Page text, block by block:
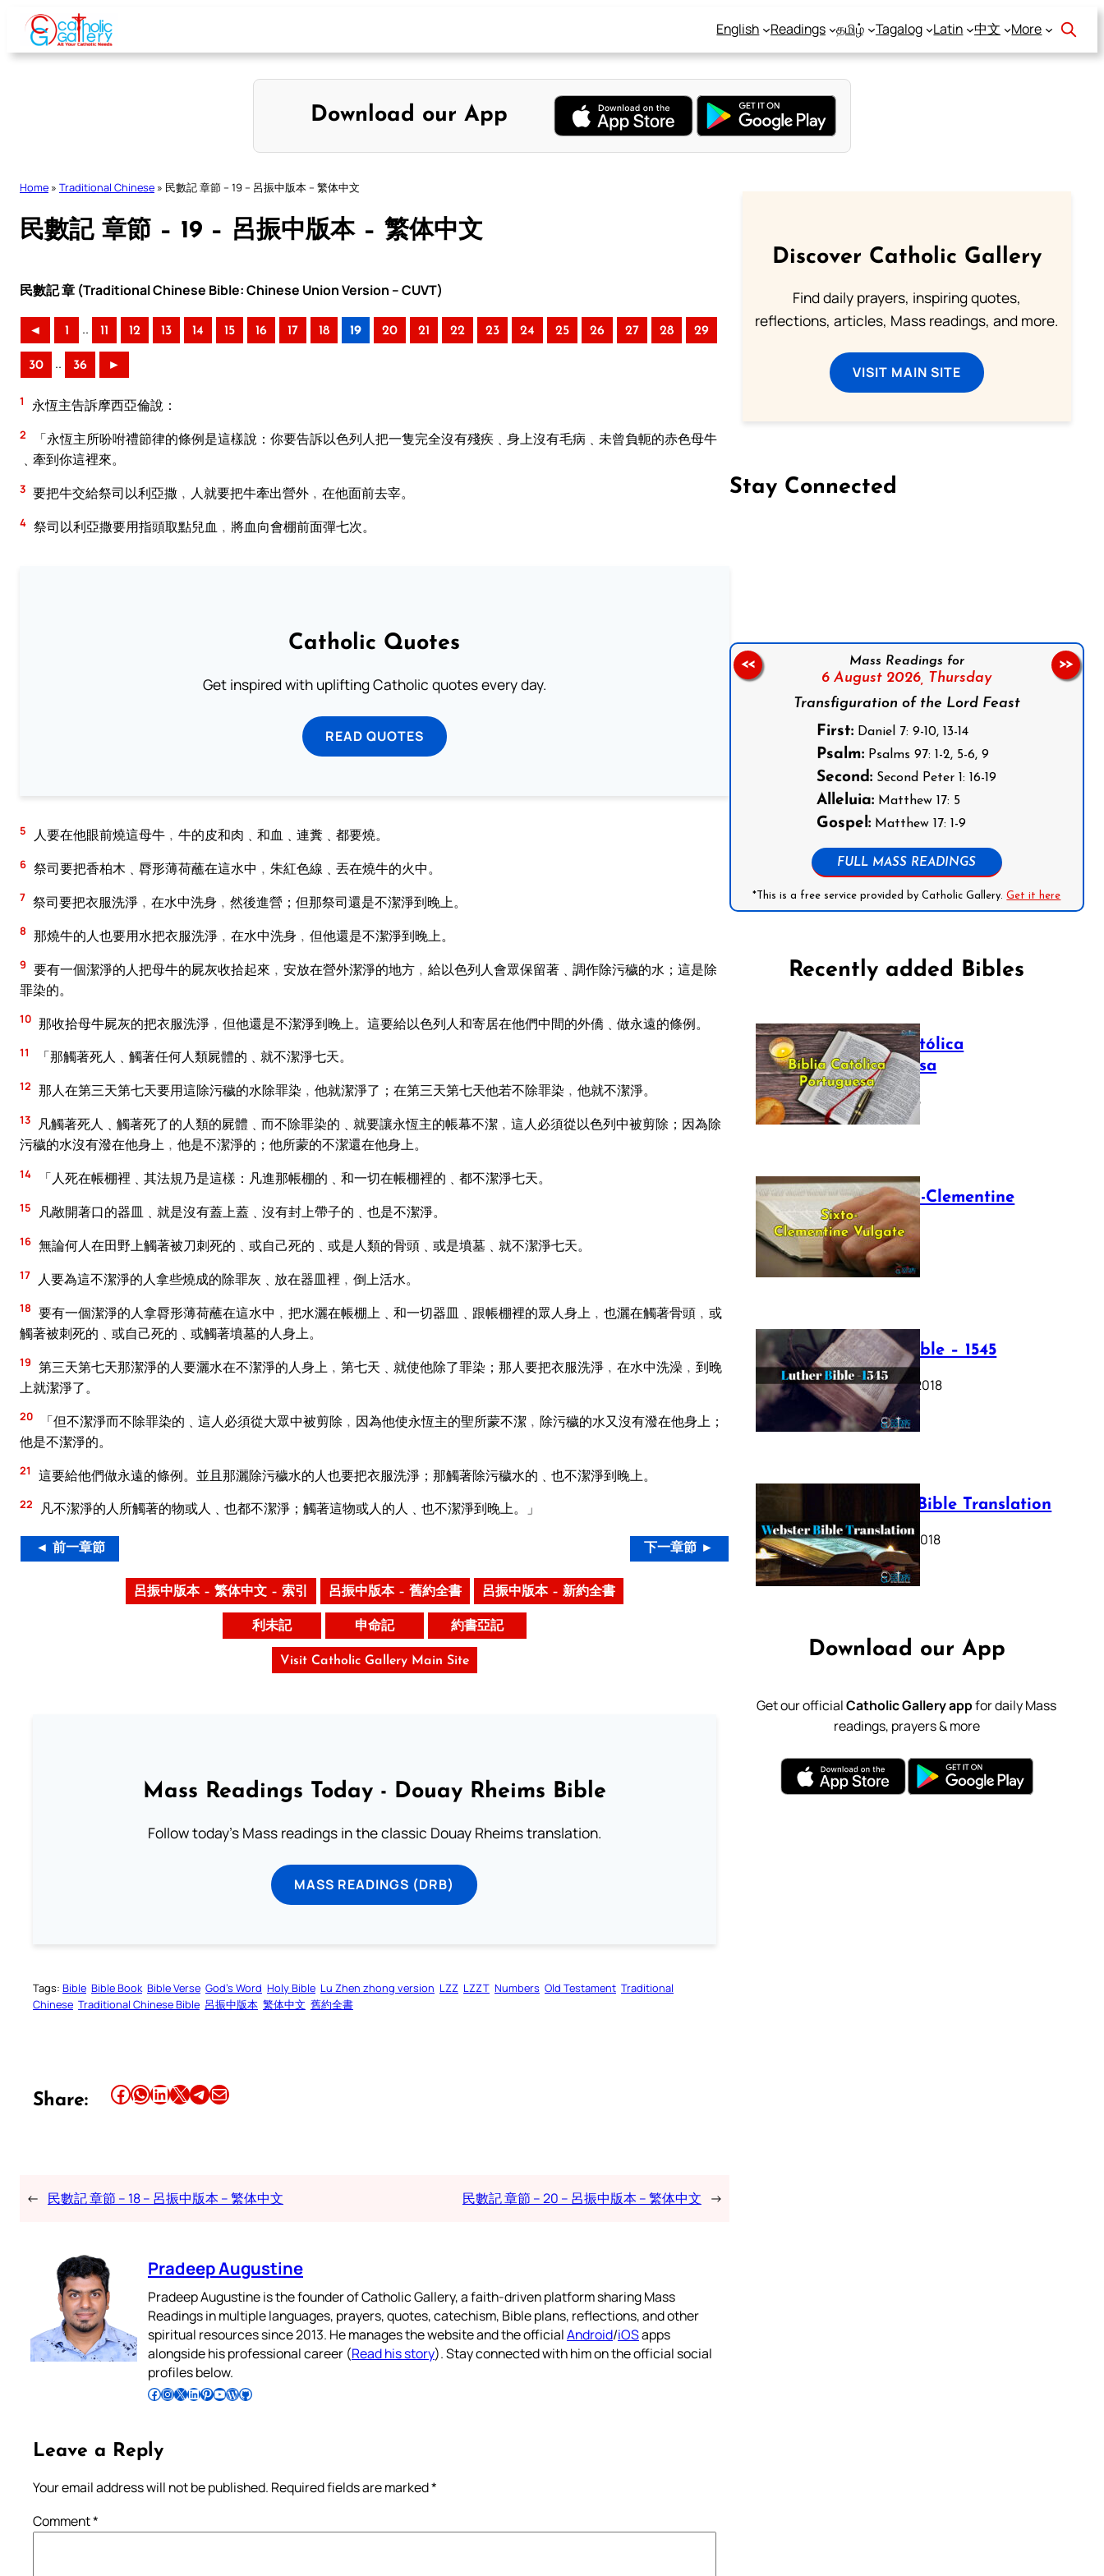
Skip
content
English Readings தமிழ் Tagalog Latin 中文 More
Download our App
Home » Traditional Chinese » 民數記 章節 – 19 – 呂振中版本 – 繁体中文
民數記 章節 – 19 – 呂振中版本 – 繁体中文
民數記 章 (Traditional Chinese Bible: Chinese Union Version – CUVT)
◄ 1 .. 11 12 13 14 15 16 17 18 19 20 21 22 23 24 25 26 27 28 29
30 .. 36 ►
1 永恆主告訴摩西亞倫說：
2
「永恆主所吩咐禮節律的條例是這樣說：你要告訴以色列人把一隻完全沒有殘疾﹑身上沒有毛病﹑未曾負軛的赤色母牛
﹑牽到你這裡來。
3 要把牛交給祭司以利亞撒﹐人就要把牛牽出營外﹐在他面前去宰。
4 祭司以利亞撒要用指頭取點兒血﹐將血向會棚前面彈七次。
Catholic Quotes
Get inspired with uplifting Catholic quotes every day.
READ QUOTES
5 人要在他眼前燒這母牛﹐牛的皮和肉﹑和血﹑連糞﹑都要燒。
6 祭司要把香柏木﹑脣形薄荷蘸在這水中﹐朱紅色線﹑丟在燒牛的火中。
7 祭司要把衣服洗淨﹐在水中洗身﹐然後進營；但那祭司還是不潔淨到晚上。
8 那燒牛的人也要用水把衣服洗淨﹐在水中洗身﹐但他還是不潔淨到晚上。
9 要有一個潔淨的人把母牛的屍灰收拾起來﹐安放在營外潔淨的地方﹐給以色列人會眾保留著﹑調作除污穢的水；這是除
罪染的。
10 那收拾母牛屍灰的把衣服洗淨﹐但他還是不潔淨到晚上。這要給以色列人和寄居在他們中間的外僑﹑做永遠的條例。
11 「那觸著死人﹑觸著任何人類屍體的﹑就不潔淨七天。
12 那人在第三天第七天要用這除污穢的水除罪染﹐他就潔淨了；在第三天第七天他若不除罪染﹐他就不潔淨。
13
凡觸著死人﹑觸著死了的人類的屍體﹑而不除罪染的﹑就要讓永恆主的帳幕不潔﹐這人必須從以色列中被剪除；因為除
污穢的水沒有潑在他身上﹐他是不潔淨的；他所蒙的不潔還在他身上。
14 「人死在帳棚裡﹑其法規乃是這樣：凡進那帳棚的﹑和一切在帳棚裡的﹑都不潔淨七天。
15 凡敞開著口的器皿﹑就是沒有蓋上蓋﹑沒有封上帶子的﹑也是不潔淨。
16 無論何人在田野上觸著被刀刺死的﹑或自己死的﹑或是人類的骨頭﹑或是墳墓﹑就不潔淨七天。
17 人要為這不潔淨的人拿些燒成的除罪灰﹑放在器皿裡﹐倒上活水。
18 要有一個潔淨的人拿脣形薄荷蘸在這水中﹐把水灑在帳棚上﹑和一切器皿﹑跟帳棚裡的眾人身上﹐也灑在觸著骨頭﹐或
觸著被刺死的﹑或自己死的﹑或觸著墳墓的人身上。
19 第三天第七天那潔淨的人要灑水在不潔淨的人身上﹐第七天﹑就使他除了罪染；那人要把衣服洗淨﹐在水中洗澡﹐到晚
上就潔淨了。
20
「但不潔淨而不除罪染的﹑這人必須從大眾中被剪除﹐因為他使永恆主的聖所蒙不潔﹐除污穢的水又沒有潑在他身上；
他是不潔淨的。
21 這要給他們做永遠的條例。並且那灑除污穢水的人也要把衣服洗淨；那觸著除污穢水的﹑也不潔淨到晚上。
22 凡不潔淨的人所觸著的物或人﹑也都不潔淨；觸著這物或人的人﹑也不潔淨到晚上。」
◄ 前一章節 下一章節 ►
呂振中版本 – 繁体中文 – 索引 呂振中版本 – 舊約全書 呂振中版本 – 新約全書
利未記 申命記 約書亞記
Visit Catholic Gallery Main Site
Mass Readings Today - Douay Rheims Bible
Follow today's Mass readings in the classic Douay Rheims translation.
MASS READINGS (DRB)
Tags: Bible Bible Book Bible Verse God’s Word Holy Bible Lu Zhen zhong version LZZ LZZT Numbers Old Testament Traditional
Chinese Traditional Chinese Bible 呂振中版本 繁体中文 舊約全書
Share: Share this article on Facebook Share this article on WhatsApp Share this article on LinkedIn Share this article on X Share this article on TelegramEmail this Article
← 民數記 章節 – 18 – 呂振中版本 – 繁体中文 民數記 章節 – 20 – 呂振中版本 – 繁体中文 →
Pradeep Augustine
Pradeep Augustine is the founder of Catholic Gallery, a faith-driven platform sharing Mass
Readings in multiple languages, prayers, quotes, catechism, Bible plans, reflections, and other
spiritual resources since 2013. He manages the website and the officialAndroid/iOSapps
alongside his professional career (Read his story). Stay connected with him on the official social
profiles below.
Follow Pradeep on Facebook Follow Pradeep on InstagramFollow Pradeep on X Follow Pradeep on LinkedIn Follow Pradeep on Pinterest Subscribe to Pradeep’s Youtube Channel Follow Pradeep on WordPress Follow Pradeep on GitHub
Leave a Reply
Your email address will not be published. Required fields are marked*
Comment*
Discover Catholic Gallery
Find daily prayers, inspiring quotes,
reflections, articles, Mass readings, and more.
VISIT MAIN SITE
Stay Connected
Mass Readings for
6 August 2026, Thursday
Transfiguration of the Lord Feast
First: Daniel 7: 9-10, 13-14
Psalm: Psalms 97: 1-2, 5-6, 9
Second: Second Peter 1: 16-19
Alleluia: Matthew 17: 5
Gospel: Matthew 17: 1-9
FULL MASS READINGS
*This is a free service provided by Catholic Gallery.Get it here
<< >>
Recently added Bibles
Bíblia Católica
Portuguesa
July 16, 2025
The Sixto-Clementine
Vulgate
July 12, 2025
Luther Bible – 1545
October 17, 2018
Webster Bible Translation
October 11, 2018
Download our App
Get our officialCatholic Gallery appfor daily Mass
readings, prayers & more